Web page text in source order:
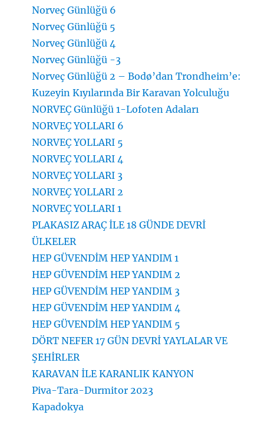
Norveç Günlüğü 6
Norveç Günlüğü 5
Norveç Günlüğü 4
Norveç Günlüğü -3
Norveç Günlüğü 2 – Bodø’dan Trondheim’e:
Kuzeyin Kıyılarında Bir Karavan Yolculuğu
NORVEÇ Günlüğü 1-Lofoten Adaları
NORVEÇ YOLLARI 6
NORVEÇ YOLLARI 5
NORVEÇ YOLLARI 4
NORVEÇ YOLLARI 3
NORVEÇ YOLLARI 2
NORVEÇ YOLLARI 1
PLAKASIZ ARAÇ İLE 18 GÜNDE DEVRİ
ÜLKELER
HEP GÜVENDİM HEP YANDIM 1
HEP GÜVENDİM HEP YANDIM 2
HEP GÜVENDİM HEP YANDIM 3
HEP GÜVENDİM HEP YANDIM 4
HEP GÜVENDİM HEP YANDIM 5
DÖRT NEFER 17 GÜN DEVRİ YAYLALAR VE
ŞEHİRLER
KARAVAN İLE KARANLIK KANYON
Piva-Tara-Durmitor 2023
Kapadokya